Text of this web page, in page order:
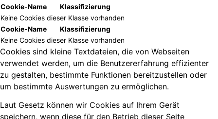
Cookie-Name
Klassifizierung
Keine Cookies dieser Klasse vorhanden
Cookie-Name
Klassifizierung
Keine Cookies dieser Klasse vorhanden
Cookies sind kleine Textdateien, die von Webseiten
verwendet werden, um die Benutzererfahrung effizienter
zu gestalten, bestimmte Funktionen bereitzustellen oder
um bestimmte Auswertungen zu ermöglichen.
Laut Gesetz können wir Cookies auf Ihrem Gerät
speichern, wenn diese für den Betrieb dieser Seite